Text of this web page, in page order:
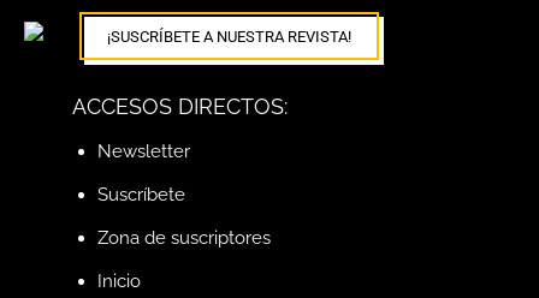
¡SUSCRÍBETE A NUESTRA REVISTA!
ACCESOS DIRECTOS:
Newsletter
Suscríbete
Zona de suscriptores
Inicio